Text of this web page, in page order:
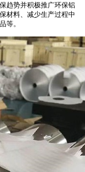
势并积极推广环保铝
材料、减少生产过程中
等。